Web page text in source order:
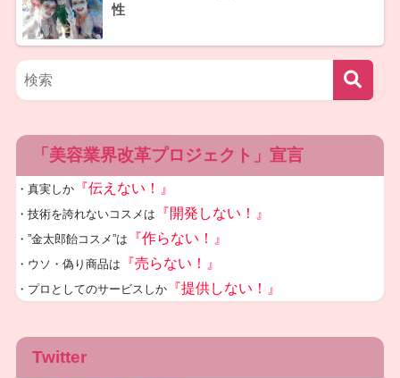
性
「美容業界改革プロジェクト」宣言
・真実しか『伝えない！』
・技術を誇れないコスメは 『開発しない！』
・”金太郎飴コスメ”は 『作らない！』
・ウソ・偽り商品は 『売らない！』
・プロとしてのサービスしか『提供しない！』
Twitter